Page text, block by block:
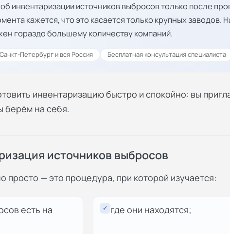
инвентаризации источников выбросов только после
кажется, что это касается только крупных заводов.
гораздо большему количеству компаний.
Санкт-Петербург и вся Россия Бесплатная консультация специалиста
инвентаризацию быстро и спокойно: вы
берём на себя.
источников выбросов
просто — это процедура, при которой изучается:
есть на
✓ где они находятся;